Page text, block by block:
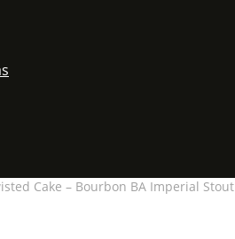
Cake – Bourbon BA Imperial